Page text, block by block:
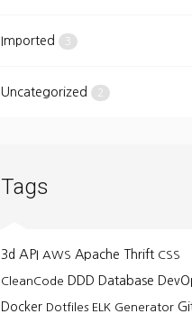
Imported 3
Uncategorized 2
Tags
3d API AWS Apache Thrift CSS
CleanCode DDD Database
Docker Dotfiles ELK Generator